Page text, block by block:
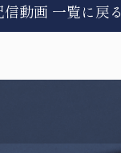
信動画 一覧に戻る